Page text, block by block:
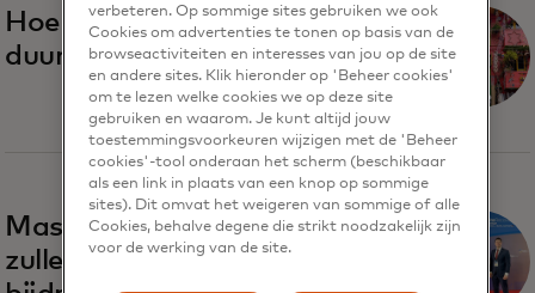
Hoe maak je toerisme
duurzamer en inclusiever?
opens in a new tab
Mastercard-inzichten
zullen via toerisme
opens in a new tab
verbeteren. Op sommige sites gebruiken we ook
Cookies om advertenties te tonen op basis van de
browseactiviteiten en interesses van jou op de site
en andere sites. Klik hieronder op 'Beheer cookies'
om te lezen welke cookies we op deze site
gebruiken en waarom. Je kunt altijd jouw
toestemmingsvoorkeuren wijzigen met de 'Beheer
cookies'-tool onderaan het scherm (beschikbaar
als een link in plaats van een knop op sommige
sites). Dit omvat het weigeren van sommige of alle
Cookies, behalve degene die strikt noodzakelijk zijn
voor de werking van de site.